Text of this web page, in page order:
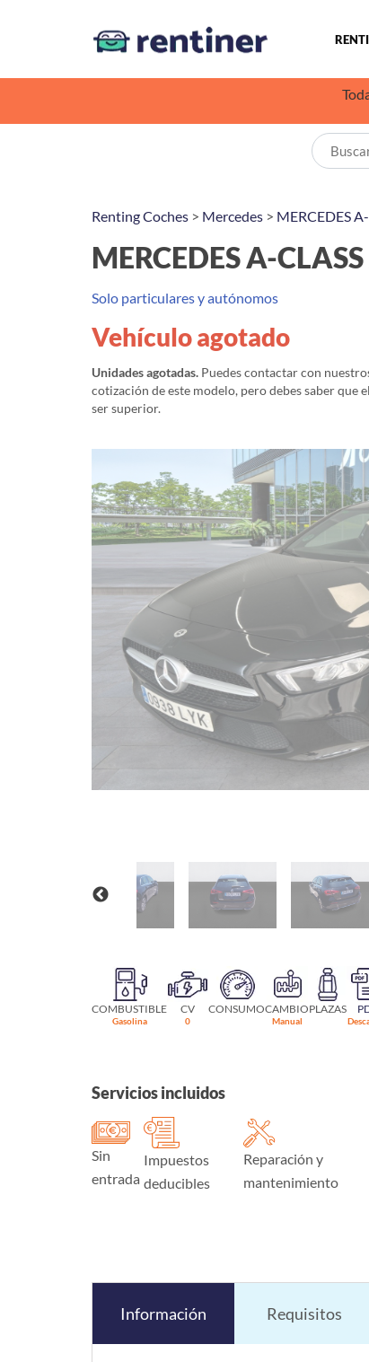
Renting Coches > Mercedes > MERCEDES
MERCEDES A-
Solo particulares y autónomos
Vehículo agotado
Unidades agotadas. Puedes contactar con
cotización de este modelo, pero debes saber que
ser superior.
COMBUSTIBLE
Gasolina
CV
0
CONSUMOCAMBIO
Manual
PLAZAS
Servicios incluidos
Sin
entrada
Impuestos
deducibles
Reparación y
mantenimiento
Información Requisitos